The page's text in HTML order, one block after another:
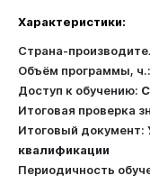
ответственных
за
обеспечение
пожарной
безопасности
на
объектах
защиты,
Характеристики:
Страна-
Объём программы, ч.:
Доступ к обучению:
Итоговая проверка
Итоговый документ:
квалификации
Периодичность